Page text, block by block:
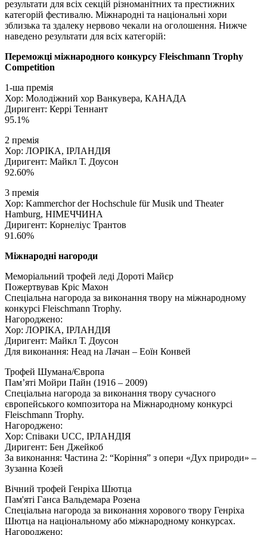
результати для всіх секцій різноманітних та престижних
категорій фестивалю. Міжнародні та національні хори
зблизька та здалеку нервово чекали на оголошення. Нижче
наведено результати для всіх категорій:
Переможці міжнародного конкурсу Fleischmann Trophy
Competition
1-ша премія
Хор: Молодіжний хор Ванкувера, КАНАДА
Диригент: Керрі Теннант
95.1%
2 премія
Хор: ЛОРІКА, ІРЛАНДІЯ
Диригент: Майкл Т. Доусон
92.60%
3 премія
Хор: Kammerchor der Hochschule für Musik und Theater
Hamburg, НІМЕЧЧИНА
Диригент: Корнеліус Трантов
91.60%
Міжнародні нагороди
Меморіальний трофей леді Дороті Майєр
Пожертвував Кріс Махон
Спеціальна нагорода за виконання твору на міжнародному
конкурсі Fleischmann Trophy.
Нагороджено:
Хор: ЛОРІКА, ІРЛАНДІЯ
Диригент: Майкл Т. Доусон
Для виконання: Неад на Лачан – Еоїн Конвей
Трофей Шумана/Європа
Пам’яті Мойри Пайн (1916 – 2009)
Спеціальна нагорода за виконання твору сучасного
європейського композитора на Міжнародному конкурсі
Fleischmann Trophy.
Нагороджено:
Хор: Співаки UCC, ІРЛАНДІЯ
Диригент: Бен Джейкоб
За виконання: Частина 2: “Коріння” з опери «Дух природи» –
Зузанна Козей
Вічний трофей Генріха Шютца
Пам'яті Ганса Вальдемара Розена
Спеціальна нагорода за виконання хорового твору Генріха
Шютца на національному або міжнародному конкурсах.
Нагороджено: